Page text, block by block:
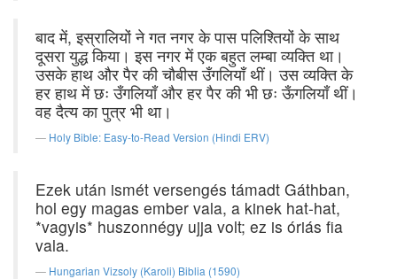
बाद में, इस्रालियों ने गत नगर के पास पलिश्तियों के साथ
दूसरा युद्ध किया। इस नगर में एक बहुत लम्बा व्यक्ति था।
उसके हाथ और पैर की चौबीस उँगलियाँ थीं। उस व्यक्ति के
हर हाथ में छः उँगलियाँ और हर पैर की भी छः ऊँगलियाँ थीं।
वह दैत्य का पुत्र भी था।
Holy Bible: Easy-to-Read Version (Hindi ERV)
Ezek után ismét versengés támadt Gáthban,
hol egy magas ember vala, a kinek hat-hat,
*vagyis* huszonnégy ujja volt; ez is óriás fia
vala.
Hungarian Vizsoly (Karoli) Biblia (1590)